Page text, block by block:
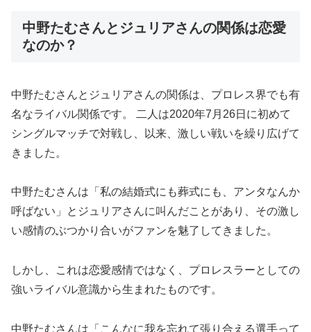
中野たむさんとジュリアさんの関係は恋愛
なのか？
中野たむさんとジュリアさんの関係は、プロレス界でも有
名なライバル関係です。 二人は2020年7月26日に初めて
シングルマッチで対戦し、以来、激しい戦いを繰り広げて
きました。
中野たむさんは「私の結婚式にも葬式にも、アンタなんか
呼ばない」とジュリアさんに叫んだことがあり、その激し
い感情のぶつかり合いがファンを魅了してきました。
しかし、これは恋愛感情ではなく、プロレスラーとしての
強いライバル意識から生まれたものです。
中野たむさんは「こんなに我を忘れて張り合える選手って